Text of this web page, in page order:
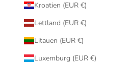
Kroatien (EUR €)
Lettland (EUR €)
Litauen (EUR €)
Luxemburg (EUR €)